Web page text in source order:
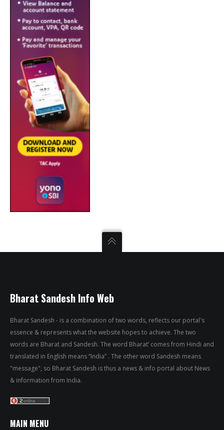
Bharat Sandesh Info Web
Bharat Sandesh - is a combination of two words, reflects our portal's
essence & represents what the website hopes to achieve. The two
words are Bharat and Sandesh. The word Bharat’ comes from Hindi and
translated in English means “India” . The other word Sandesh means
"message", so Bharat Sandesh is thus a news & info portal about News
& information from India.
MAIN MENU